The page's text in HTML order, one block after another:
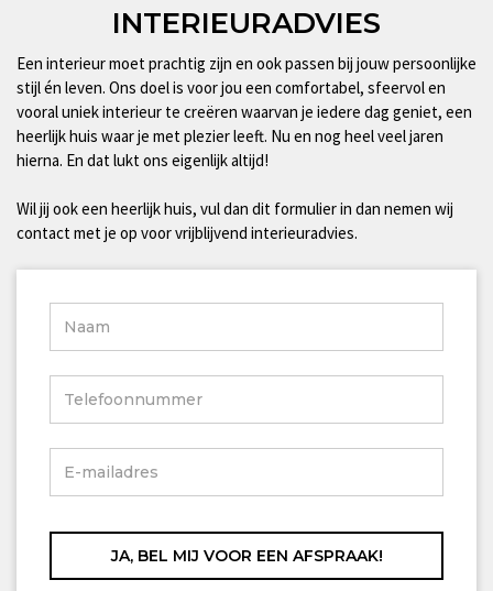
INTERIEURADVIES
Een interieur moet prachtig zijn en ook passen bij jouw persoonlijke
stijl én leven. Ons doel is voor jou een comfortabel, sfeervol en
vooral uniek interieur te creëren waarvan je iedere dag geniet, een
heerlijk huis waar je met plezier leeft. Nu en nog heel veel jaren
hierna. En dat lukt ons eigenlijk altijd!
Wil jij ook een heerlijk huis, vul dan dit formulier in dan nemen wij
contact met je op voor vrijblijvend interieuradvies.